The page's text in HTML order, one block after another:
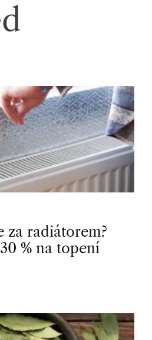
radiátorem?
% na topení